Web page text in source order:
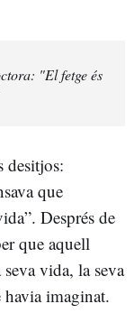
"El fetge és
desitjos:
que
Després de
que aquell
vida, la seva
imaginat.